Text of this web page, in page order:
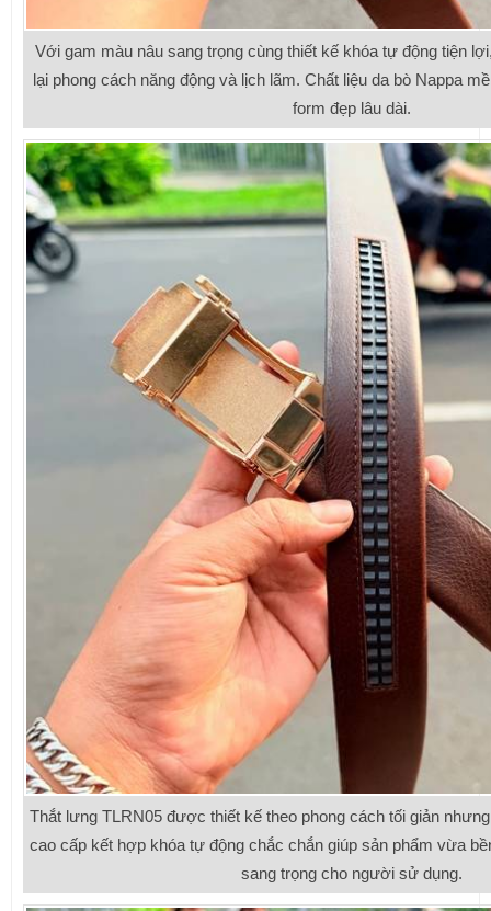
Với gam màu nâu sang trọng cùng thiết kế khóa tự động tiện
lại phong cách năng động và lịch lãm. Chất liệu da bò Nappa
form đẹp lâu dài.
Thắt lưng TLRN05 được thiết kế theo phong cách tối giản
cao cấp kết hợp khóa tự động chắc chắn giúp sản phẩm vừa
sang trọng cho người sử dụng.